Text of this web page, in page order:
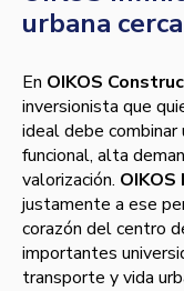
urbana
En OIKOS
inversionista que
ideal debe
funcional, alta
valorización.
justamente a ese
corazón del centro
importantes
transporte y vida